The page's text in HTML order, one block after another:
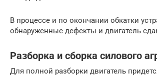
В процессе и по окончании обкатки
обнаруженные дефекты и двигатель
Разборка и сборка силового
Для полной разборки двигатель